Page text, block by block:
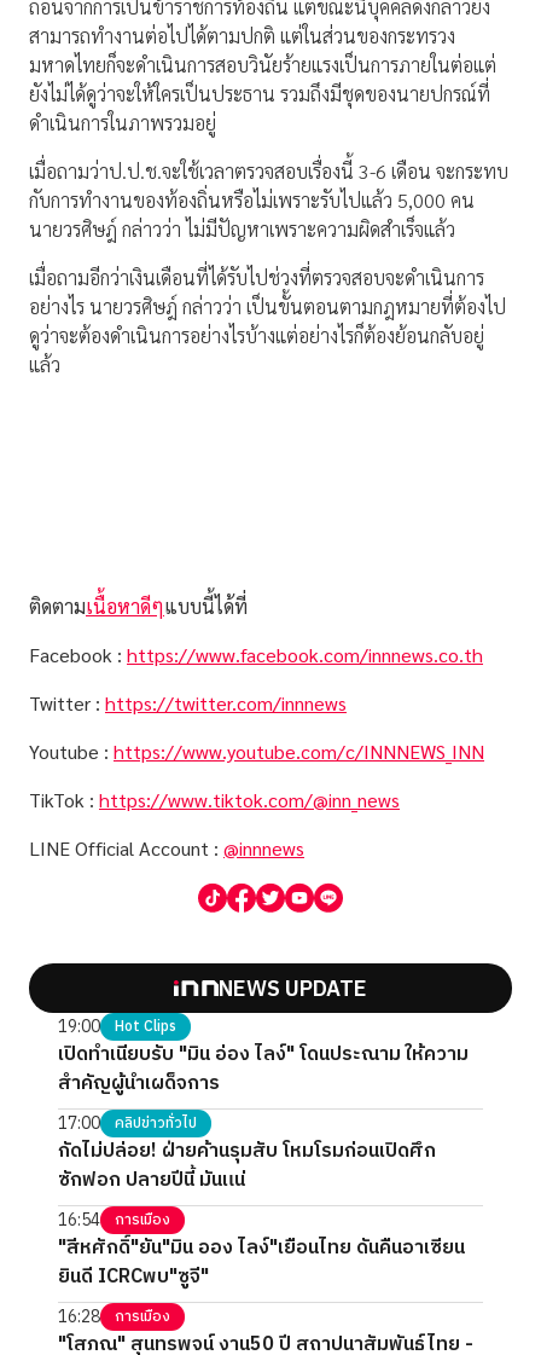
ถอนจากการเป็นข้าราชการท้องถิ่น แต่ขณะนี้บุคคลดังกล่าวยัง
สามารถทำงานต่อไปได้ตามปกติ แต่ในส่วนของกระทรวง
มหาดไทยก็จะดำเนินการสอบวินัยร้ายแรงเป็นการภายในต่อแต่
ยังไม่ได้ดูว่าจะให้ใครเป็นประธาน รวมถึงมีชุดของนายปกรณ์ที่
ดำเนินการในภาพรวมอยู่
เมื่อถามว่าป.ป.ช.จะใช้เวลาตรวจสอบเรื่องนี้ 3-6 เดือน จะกระทบ
กับการทำงานของท้องถิ่นหรือไม่เพราะรับไปแล้ว 5,000 คน
นายวรศิษฎ์ กล่าวว่า ไม่มีปัญหาเพราะความผิดสำเร็จแล้ว
เมื่อถามอีกว่าเงินเดือนที่ได้รับไปช่วงที่ตรวจสอบจะดำเนินการ
อย่างไร นายวรศิษฎ์ กล่าวว่า เป็นขั้นตอนตามกฎหมายที่ต้องไป
ดูว่าจะต้องดำเนินการอย่างไรบ้างแต่อย่างไรก็ต้องย้อนกลับอยู่
แล้ว
ติดตามเนื้อหาดีๆแบบนี้ได้ที่
Facebook : https://www.facebook.com/innnews.co.th
Twitter : https://twitter.com/innnews
Youtube : https://www.youtube.com/c/INNNEWS_INN
TikTok : https://www.tiktok.com/@inn_news
LINE Official Account : @innnews
NEWS UPDATE
19:00 Hot Clips
เปิดทำเนียบรับ "มิน อ่อง ไลง์" โดนประณาม ให้ความ
สำคัญผู้นำเผด็จการ
17:00 คลิปข่าวทั่วไป
กัดไม่ปล่อย! ฝ่ายค้านรุมสับ โหมโรมก่อนเปิดศึก
ซักฟอก ปลายปีนี้ มันแน่
16:54 การเมือง
"สีหศักดิ์"ยัน"มิน ออง ไลง์"เยือนไทย ดันคืนอาเซียน
ยินดี ICRCพบ"ซูจี"
16:28 การเมือง
"โสภณ" สุนทรพจน์ งาน50 ปี สถาปนาสัมพันธ์ไทย -